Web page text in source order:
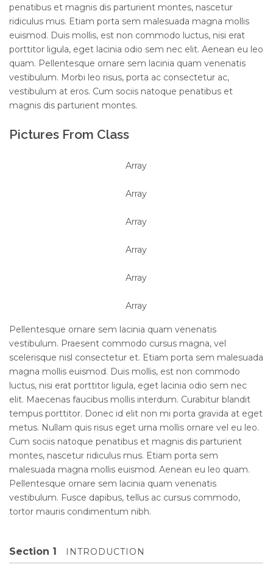
penatibus et magnis dis parturient montes, nascetur
ridiculus mus. Etiam porta sem malesuada magna mollis
euismod. Duis mollis, est non commodo luctus, nisi erat
porttitor ligula, eget lacinia odio sem nec elit. Aenean eu leo
quam. Pellentesque ornare sem lacinia quam venenatis
vestibulum. Morbi leo risus, porta ac consectetur ac,
vestibulum at eros. Cum sociis natoque penatibus et
magnis dis parturient montes.
Pictures From Class
Array
Array
Array
Array
Array
Array
Pellentesque ornare sem lacinia quam venenatis
vestibulum. Praesent commodo cursus magna, vel
scelerisque nisl consectetur et. Etiam porta sem malesuada
magna mollis euismod. Duis mollis, est non commodo
luctus, nisi erat porttitor ligula, eget lacinia odio sem nec
elit. Maecenas faucibus mollis interdum. Curabitur blandit
tempus porttitor. Donec id elit non mi porta gravida at eget
metus. Nullam quis risus eget urna mollis ornare vel eu leo.
Cum sociis natoque penatibus et magnis dis parturient
montes, nascetur ridiculus mus. Etiam porta sem
malesuada magna mollis euismod. Aenean eu leo quam.
Pellentesque ornare sem lacinia quam venenatis
vestibulum. Fusce dapibus, tellus ac cursus commodo,
tortor mauris condimentum nibh.
Section 1 INTRODUCTION